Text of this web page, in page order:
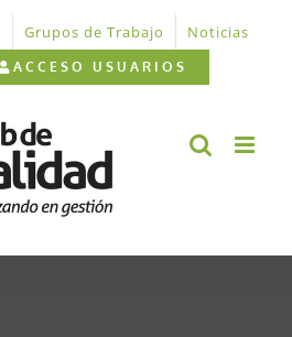
Grupos de Trabajo
Noticias
ACCESO USUARIOS